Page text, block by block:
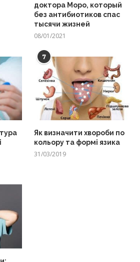
доктора Моро, который
без антибиотиков спас
тысячи жизней
08/01/2021
7
Як визначити хвороби по
кольору та формі язика
31/03/2019